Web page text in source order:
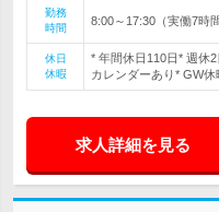
勤務
時間
8:00～17:30（実働7時
休日
休暇
* 年間休日110日* 週休
カレンダーあり* GW休
求人詳細を見る